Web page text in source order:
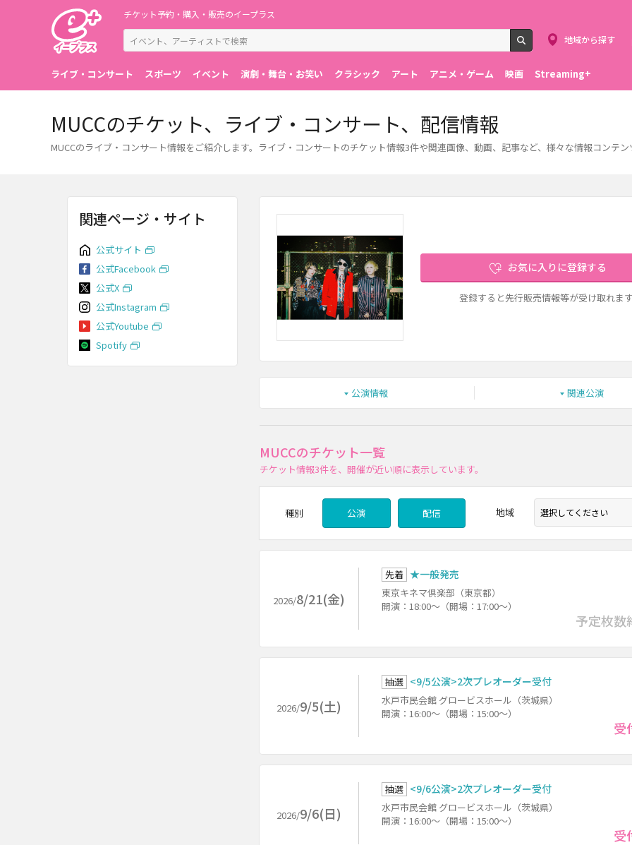
チケット予約・購入・販売のイープラス
検索
地域から探す
ライブ・コンサート スポーツ イベント 演劇・舞台・お笑い クラシック アート アニメ・ゲーム 映画 Streaming+
MUCCのチケット、ライブ・コンサート、配信情報
MUCCのライブ・コンサート情報をご紹介します。ライブ・コンサートのチケット情報3件や関連画像、動画、記事など、様々な情報コンテン
お気に入りに登録する
登録すると先行販売情報等が受け取れます
公演情報 関連公演
MUCCのチケット一覧
チケット情報3件を、開催が近い順に表示しています。
種別 公演 配信 地域
2026/8/21(金)
先着 ★一般発売
東京キネマ倶楽部（東京都）
開演：18:00～（開場：17:00～）
予定枚数
2026/9/5(土)
抽選 <9/5公演>2次プレオーダー受付
水戸市民会館 グロービスホール（茨城県）
開演：16:00～（開場：15:00～）
受
2026/9/6(日)
抽選 <9/6公演>2次プレオーダー受付
水戸市民会館 グロービスホール（茨城県）
開演：16:00～（開場：15:00～）
受
関連ページ・サイト
公式サイト
公式Facebook
公式X
公式Instagram
公式Youtube
Spotify